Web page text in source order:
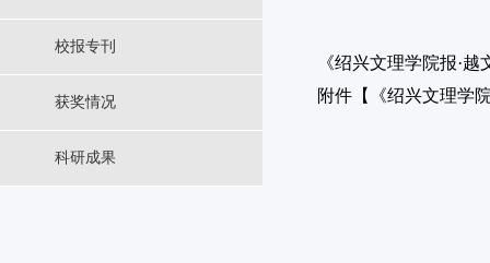
校报专刊
获奖情况
科研成果
《绍兴文理学院报·
附件【
《绍兴文理学